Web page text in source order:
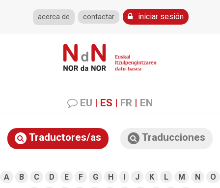
acerca de contactar iniciar sesión
EU | ES | FR | EN
Traductores/as Traducciones
A B C D E F G H I J K L M N
O